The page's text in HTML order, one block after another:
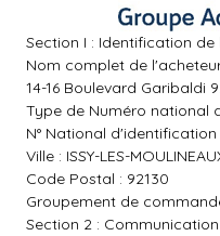
Section I : Identification
Nom complet de l'acheteur
14-16 Boulevard Garibaldi
Type de Numéro national
N° National d'identification
Ville : ISSY-LES-
Code Postal : 92130
Groupement de
Section 2 : Communication